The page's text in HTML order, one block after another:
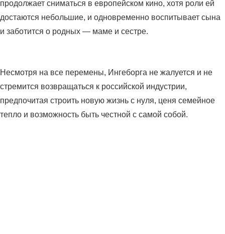
продолжает сниматься в европейском кино, хотя роли ей
достаются небольшие, и одновременно воспитывает сына
и заботится о родных — маме и сестре.
Несмотря на все перемены, Ингеборга не жалуется и не
стремится возвращаться к российской индустрии,
предпочитая строить новую жизнь с нуля, ценя семейное
тепло и возможность быть честной с самой собой.